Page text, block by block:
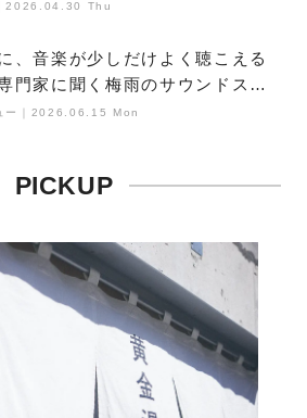
シンガーソングライター浮
｜2026.04.30 Thu
、音楽が少しだけよく聴こえる
門家に聞く梅雨のサウンドス
ー 2026.06.15 Mon
PICKUP